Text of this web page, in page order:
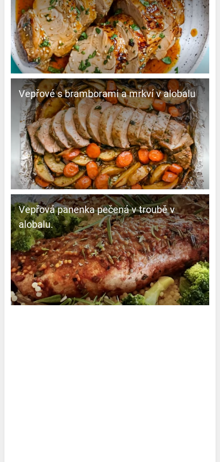
Vepřové s bramborami a mrkví v alobalu
Vepřová panenka pečená v troubě v
alobalu.